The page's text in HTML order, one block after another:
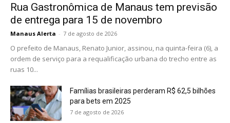
Rua Gastronômica de Manaus tem previsão
de entrega para 15 de novembro
Manaus Alerta - 7 de agosto de 2026
O prefeito de Manaus, Renato Junior, assinou, na quinta-feira (6), a
ordem de serviço para a requalificação urbana do trecho entre as
ruas 10...
Famílias brasileiras perderam R$ 62,5 bilhões
para bets em 2025
7 de agosto de 2026